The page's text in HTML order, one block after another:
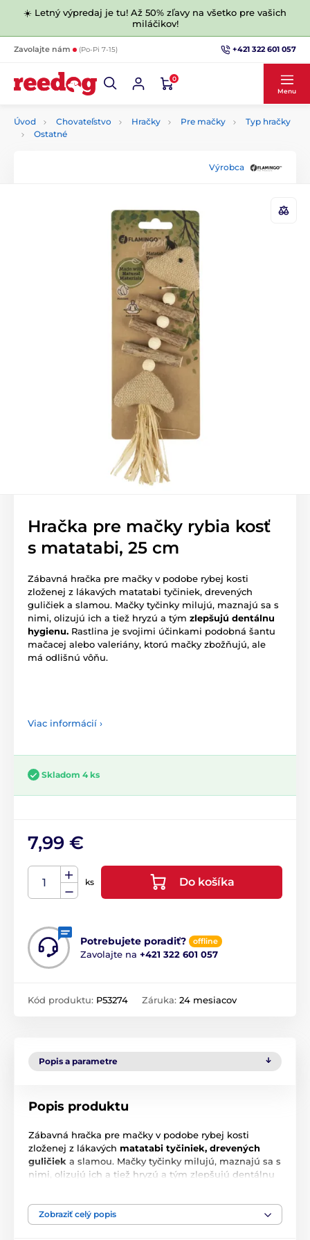
☀️ Letný výpredaj je tu! Až 50% zľavy na všetko pre vašich
miláčikov!
Zavolajte nám (Po-Pi 7-15) +421 322 601 057
0
Menu
Úvod Chovateľstvo Hračky Pre mačky
Typ hračky
Ostatné
Výrobca
Hračka pre mačky rybia kosť
s matatabi, 25 cm
Zábavná hračka pre mačky v podobe rybej kosti
zloženej z lákavých matatabi tyčiniek, drevených
guličiek a slamou. Mačky tyčinky milujú, maznajú sa s
nimi, olizujú ich a tiež hryzú a tým zlepšujú dentálnu
hygienu. Rastlina je svojimi účinkami podobná šantu
mačacej alebo valeriány, ktorú mačky zbožňujú, ale
má odlišnú vôňu.
Viac informácií ›
Skladom 4 ks
7,99 €
ks Do košíka
Potrebujete poradiť? offline
Zavolajte na +421 322 601 057
Kód produktu: P53274 Záruka: 24 mesiacov
Popis a parametre
Popis produktu
Zábavná hračka pre mačky v podobe rybej kosti
zloženej z lákavých matatabi tyčiniek, drevených
guličiek a slamou. Mačky tyčinky milujú, maznajú sa s
nimi, olizujú ich a tiež hryzú a tým zlepšujú dentálnu
má odlišnú vôňu.
Zobraziť celý popis